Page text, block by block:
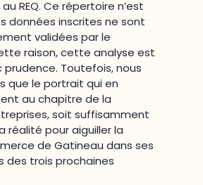
REQ. Ce répertoire n’est
données inscrites ne sont
validées par le
raison, cette analyse est
Toutefois, nous
que le portrait qui en
au chapitre de la
soit suffisamment
réalité pour aiguiller la
de Gatineau dans ses
des trois prochaines